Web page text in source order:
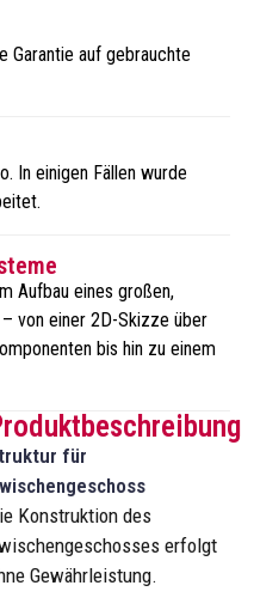
Garantie auf gebrauchte
In einigen Fällen wurde
Aufbau eines großen,
von einer 2D-Skizze über
bis hin zu einem
für
Konstruktion des
erfolgt
Gewährleistung.